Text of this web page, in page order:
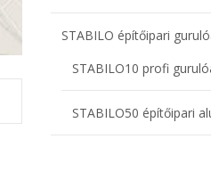
STABILO építőipari
STABILO10 profi
STABILO50 építőipari